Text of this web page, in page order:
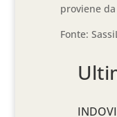
proviene
Fonte: